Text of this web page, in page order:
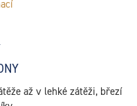
až v lehké zátěži, březí